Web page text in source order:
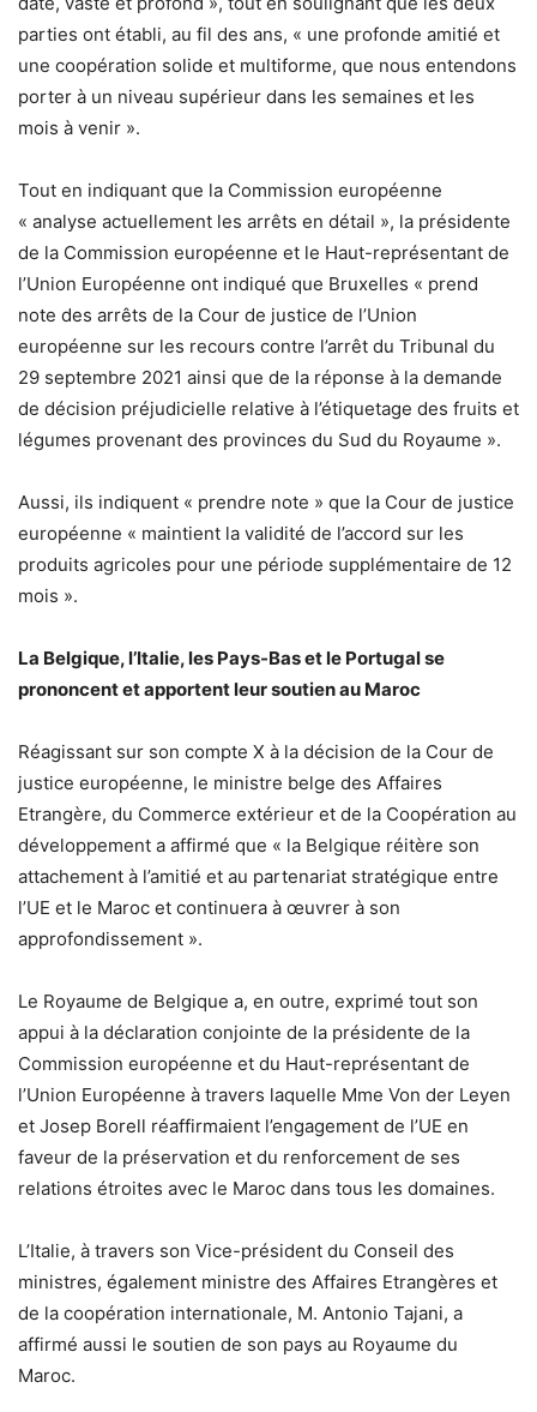
parties ont établi, au fil des ans, « une profonde amitié et
une coopération solide et multiforme, que nous entendons
porter à un niveau supérieur dans les semaines et les
mois à venir ».
Tout en indiquant que la Commission européenne
« analyse actuellement les arrêts en détail », la présidente
de la Commission européenne et le Haut-représentant de
l’Union Européenne ont indiqué que Bruxelles « prend
note des arrêts de la Cour de justice de l’Union
européenne sur les recours contre l’arrêt du Tribunal du
29 septembre 2021 ainsi que de la réponse à la demande
de décision préjudicielle relative à l’étiquetage des fruits et
légumes provenant des provinces du Sud du Royaume ».
Aussi, ils indiquent « prendre note » que la Cour de justice
européenne « maintient la validité de l’accord sur les
produits agricoles pour une période supplémentaire de 12
mois ».
La Belgique, l’Italie, les Pays-Bas et le Portugal se
prononcent et apportent leur soutien au Maroc
Réagissant sur son compte X à la décision de la Cour de
justice européenne, le ministre belge des Affaires
Etrangère, du Commerce extérieur et de la Coopération au
développement a affirmé que « la Belgique réitère son
attachement à l’amitié et au partenariat stratégique entre
l’UE et le Maroc et continuera à œuvrer à son
approfondissement ».
Le Royaume de Belgique a, en outre, exprimé tout son
appui à la déclaration conjointe de la présidente de la
Commission européenne et du Haut-représentant de
l’Union Européenne à travers laquelle Mme Von der Leyen
et Josep Borell réaffirmaient l’engagement de l’UE en
faveur de la préservation et du renforcement de ses
relations étroites avec le Maroc dans tous les domaines.
L’Italie, à travers son Vice-président du Conseil des
ministres, également ministre des Affaires Etrangères et
de la coopération internationale, M. Antonio Tajani, a
affirmé aussi le soutien de son pays au Royaume du
Maroc.